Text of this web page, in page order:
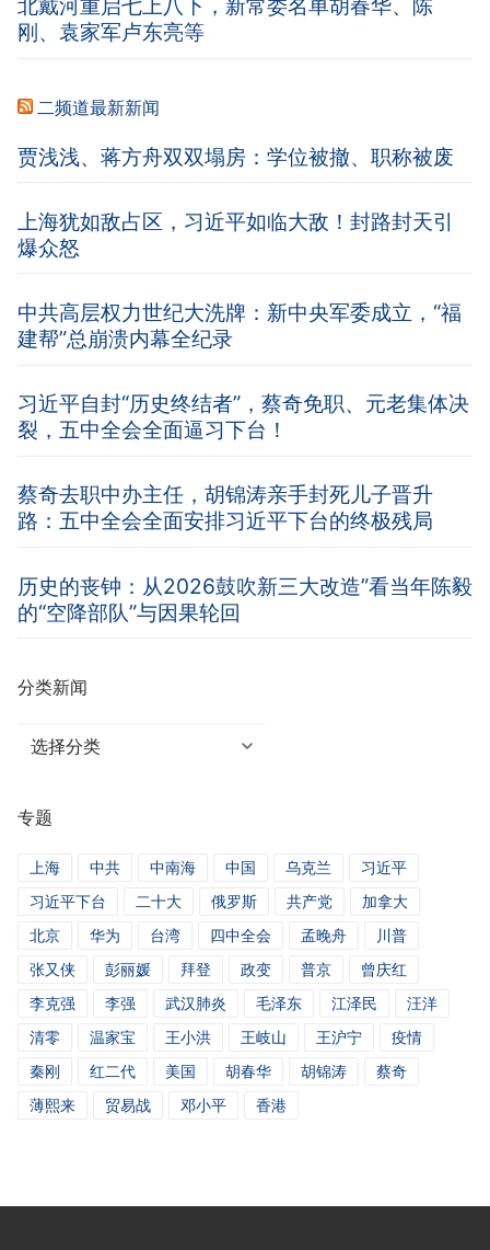
北戴河重启七上八下，新常委名单胡春华、陈
刚、袁家军卢东亮等
二频道最新新闻
贾浅浅、蒋方舟双双塌房：学位被撤、职称被废
上海犹如敌占区，习近平如临大敌！封路封天引
爆众怒
中共高层权力世纪大洗牌：新中央军委成立，“福
建帮”总崩溃内幕全纪录
习近平自封“历史终结者”，蔡奇免职、元老集体决
裂，五中全会全面逼习下台！
蔡奇去职中办主任，胡锦涛亲手封死儿子晋升
路：五中全会全面安排习近平下台的终极残局
历史的丧钟：从2026鼓吹新三大改造”看当年陈毅
的“空降部队”与因果轮回
分类新闻
分
闻
专题
上海 中共 中南海 中国 乌克兰
习近平
习近平下台
二十大 俄罗斯 共产党
加拿大
北京
华为 台湾 四中全会 孟晚舟
川普
张又侠
彭丽媛 拜登 政变 普京
曾庆红
李克强
李强 武汉肺炎 毛泽东 江泽民
汪洋
清零
温家宝 王小洪 王岐山 王沪宁
疫情
秦刚
红二代 美国 胡春华 胡锦涛
蔡奇
薄熙来
贸易战 邓小平 香港